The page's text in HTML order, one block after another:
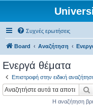
Συχνές ερωτήσεις
Board Αναζήτηση
Ενεργά θέματα
Επιστροφή στην ειδική
Η αναζήτηση